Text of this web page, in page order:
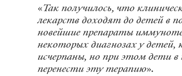
«Так получилось, что
лекарств доходят до детей в
новейшие препараты
некоторых диагнозах у детей,
исчерпаны, но при этом дети
перенести эту терапию».